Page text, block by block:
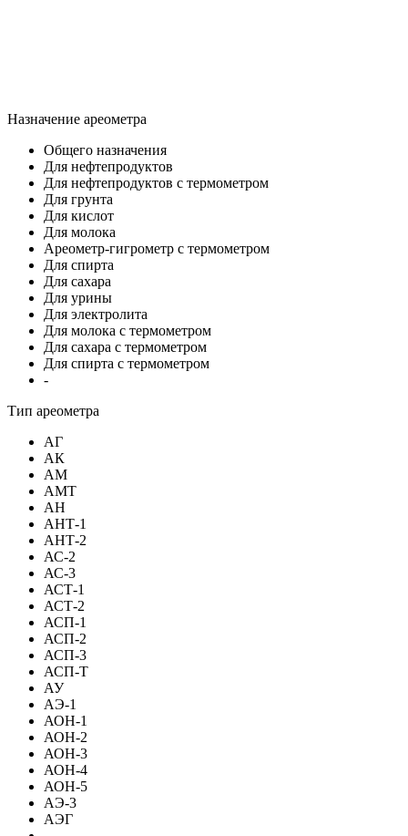
Назначение ареометра
Общего назначения
Для нефтепродуктов
Для нефтепродуктов с термометром
Для грунта
Для кислот
Для молока
Ареометр-гигрометр с термометром
Для спирта
Для сахара
Для урины
Для электролита
Для молока с термометром
Для сахара с термометром
Для спирта с термометром
-
Тип ареометра
АГ
АК
АМ
АМТ
АН
АНТ-1
АНТ-2
АС-2
АС-3
АСТ-1
АСТ-2
АСП-1
АСП-2
АСП-3
АСП-Т
АУ
АЭ-1
АОН-1
АОН-2
АОН-3
АОН-4
АОН-5
АЭ-3
АЭГ